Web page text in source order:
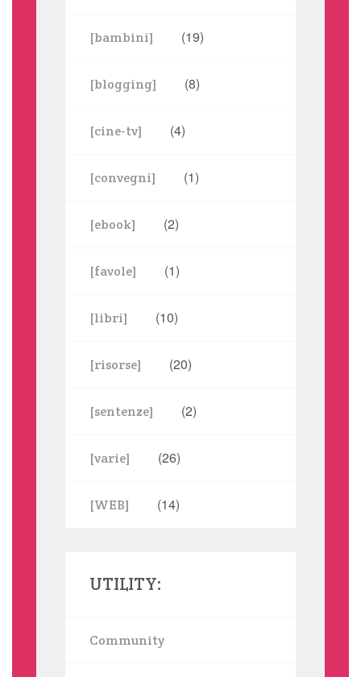
[bambini] (19)
[blogging] (8)
[cine-tv] (4)
[convegni] (1)
[ebook] (2)
[favole] (1)
[libri] (10)
[risorse] (20)
[sentenze] (2)
[varie] (26)
[WEB] (14)
UTILITY:
Community